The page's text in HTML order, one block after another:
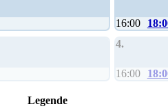
16:00
4.
16:00
Legende